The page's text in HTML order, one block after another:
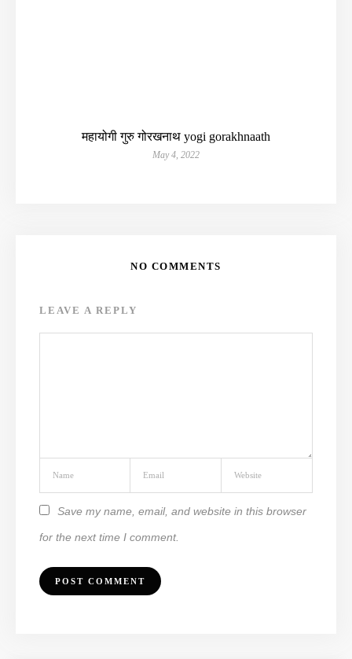
महायोगी गुरु गोरखनाथ yogi gorakhnaath
May 4, 2022
NO COMMENTS
LEAVE A REPLY
Save my name, email, and website in this browser
for the next time I comment.